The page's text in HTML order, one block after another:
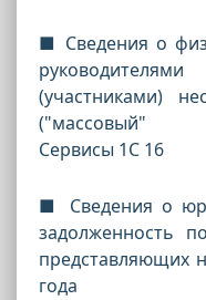
■ Сведения о
(участниками)
("массовый"
Сервисы 1С 16
■ Сведения о
задолженность
представляющих
года